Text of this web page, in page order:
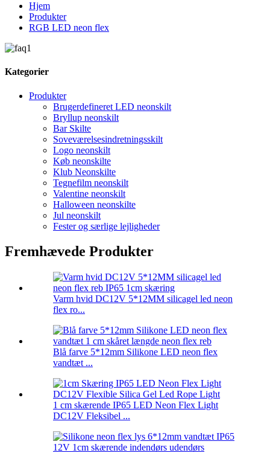
Hjem
Produkter
RGB LED neon flex
Kategorier
Produkter
Brugerdefineret LED neonskilt
Bryllup neonskilt
Bar Skilte
Soveværelsesindretningsskilt
Logo neonskilt
Køb neonskilte
Klub Neonskilte
Tegnefilm neonskilt
Valentine neonskilt
Halloween neonskilte
Jul neonskilt
Fester og særlige lejligheder
Fremhævede Produkter
Varm hvid DC12V 5*12MM silicagel led neon
flex ro...
Blå farve 5*12mm Silikone LED neon flex
vandtæt ...
1 cm skærende IP65 LED Neon Flex Light
DC12V Fleksibel ...